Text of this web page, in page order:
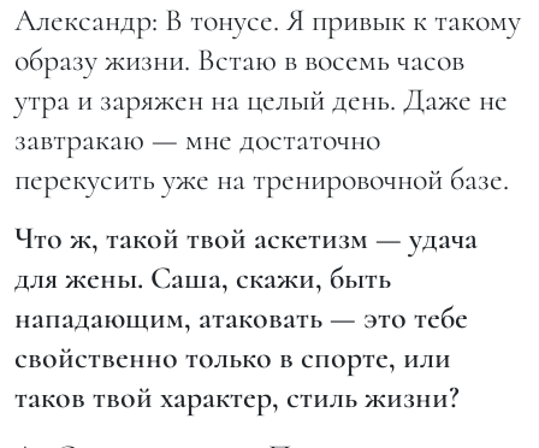
Александр: В тонусе. Я привык к такому
образу жизни. Встаю в восемь часов
утра и заряжен на целый день. Даже не
завтракаю — мне достаточно
перекусить уже на тренировочной базе.
Что ж, такой твой аскетизм — удача
для жены. Саша, скажи, быть
нападающим, атаковать — это тебе
свойственно только в спорте, или
таков твой характер, стиль жизни?